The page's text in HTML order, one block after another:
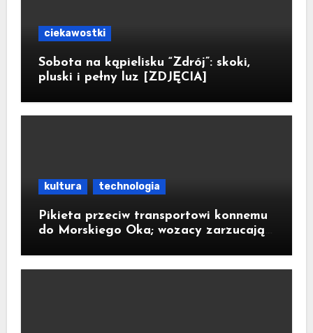
ciekawostki
Sobota na kąpielisku “Zdrój”: skoki,
pluski i pełny luz [ZDJĘCIA]
kultura technologia
Pikieta przeciw transportowi konnemu
do Morskiego Oka; wozacy zarzucają